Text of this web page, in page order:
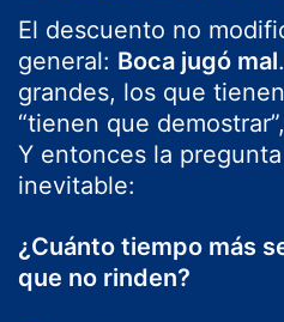
El descuento no
general: Boca jugó mal
grandes, los que
“tienen que
Y entonces la
inevitable:
¿Cuánto tiempo más
que no rinden?